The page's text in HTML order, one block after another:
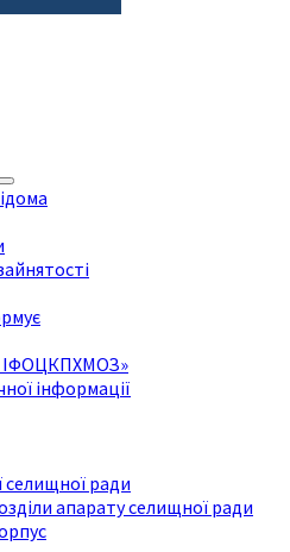
ІФОЦКПХМОЗ»
інформації
селищної ради
апарату селищної ради